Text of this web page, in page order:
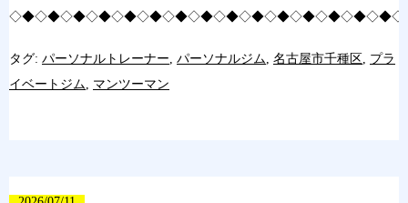
タグ: パーソナルトレーナー パーソナルジム 名古屋市千種区 プラ
イベートジム
マンツーマン